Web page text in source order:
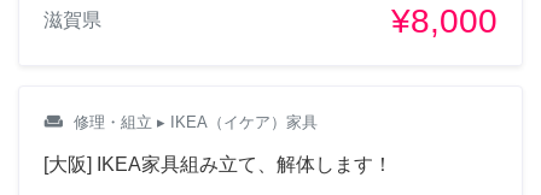
滋賀県 ¥8,000
weekend 修理・組立 ▸ IKEA（イケア）家具
[大阪] IKEA家具組み立て、解体します！